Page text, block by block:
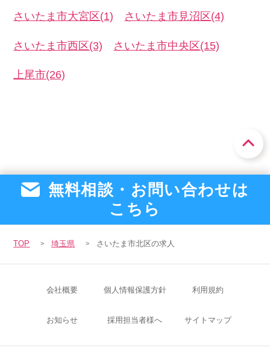
さいたま市大宮区(1) さいたま市見沼区(4)
さいたま市西区(3) さいたま市中央区(15)
上尾市(26)
無料相談・お問い合わせは
こちら
TOP 埼玉県 さいたま市北区の求人
会社概要 個人情報保護方針 利用規約
お知らせ 採用担当者様へ サイトマップ